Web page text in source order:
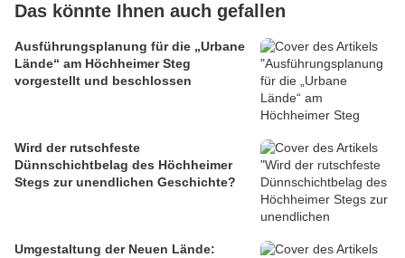
Das könnte Ihnen auch gefallen
Ausführungsplanung für die „Urbane
Lände“ am Höchheimer Steg
vorgestellt und beschlossen
Wird der rutschfeste
Dünnschichtbelag des Höchheimer
Stegs zur unendlichen Geschichte?
Umgestaltung der Neuen Lände: